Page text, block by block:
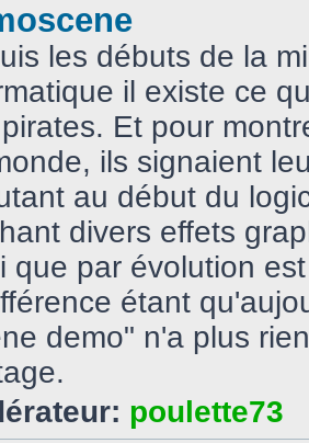
les débuts de la
il existe ce
Et pour
ils signaient
au début du
divers effets
que par évolution
étant
demo" n'a plus
poulette73